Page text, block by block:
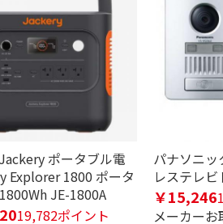
ポータブル電
Explorer 1800 ポータ
JE-1800A
19,782ポイント
パナソニッ
レステレ
￥15,246
メーカーお